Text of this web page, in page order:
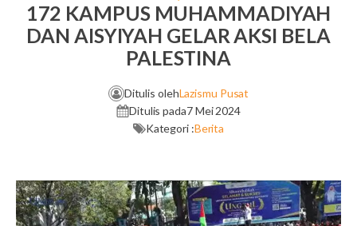
172 KAMPUS MUHAMMADIYAH
DAN AISYIYAH GELAR AKSI BELA
PALESTINA
Ditulis olehLazismu Pusat
Ditulis pada7 Mei 2024
Kategori :Berita